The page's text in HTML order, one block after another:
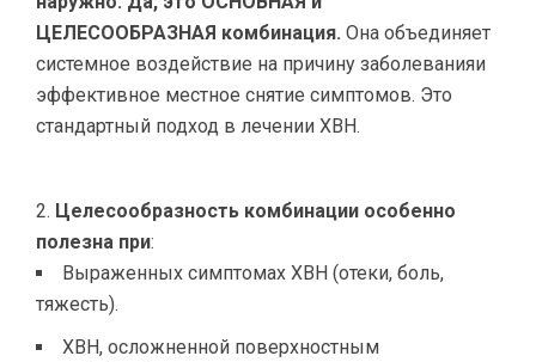
ЦЕЛЕСООБРАЗНАЯ комбинация. Она объединяет
системное воздействие на причину заболеванияи
эффективное местное снятие симптомов. Это
стандартный подход в лечении ХВН.
Целесообразность комбинации особенно
полезна при:
Выраженных симптомах ХВН (отеки, боль,
тяжесть).
ХВН, осложненной поверхностным